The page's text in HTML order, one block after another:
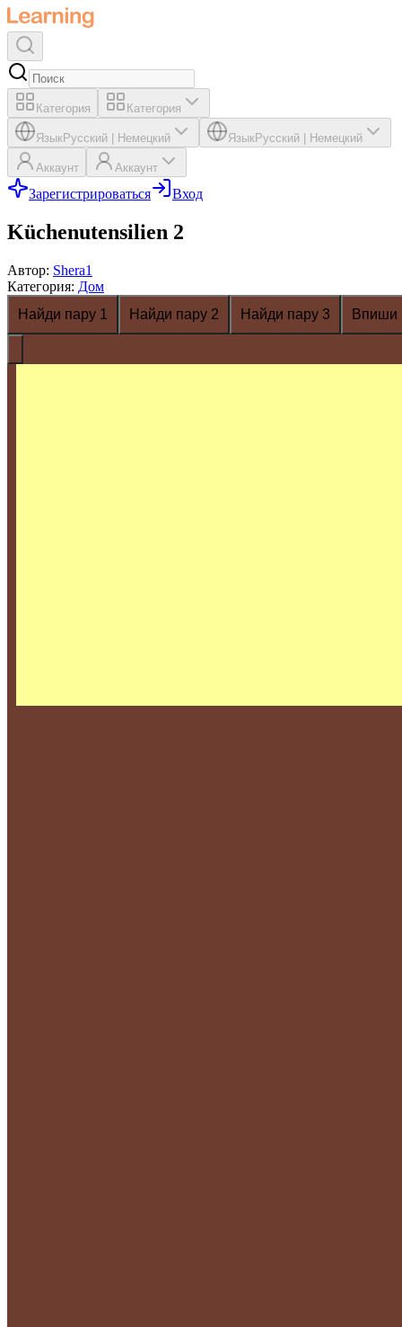
Категория Категория
ЯзыкРусский Немецкий ЯзыкРусский Немецкий
Аккаунт Аккаунт
Зарегистрироваться Вход
Küchenutensilien 2
Автор: Shera1
Категория: Дом
Найди пару 1
Найди пару 2 Найди пару 3 Впиши